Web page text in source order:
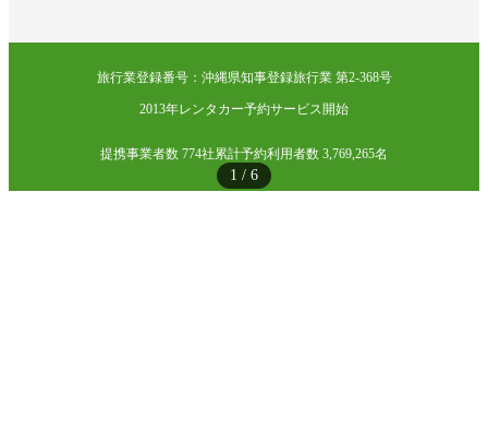
1 / 6
旅行業登録番号：沖縄県知事登録旅行業 第2-368号
2013年レンタカー予約サービス開始
提携事業者数 774社累計予約利用者数 3,769,265名